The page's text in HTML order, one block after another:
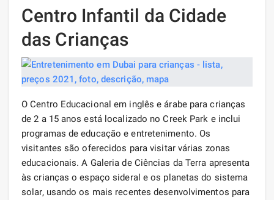
Centro Infantil da Cidade
das Crianças
O Centro Educacional em inglês e árabe para crianças
de 2 a 15 anos está localizado no Creek Park e inclui
programas de educação e entretenimento. Os
visitantes são oferecidos para visitar várias zonas
educacionais. A Galeria de Ciências da Terra apresenta
às crianças o espaço sideral e os planetas do sistema
solar, usando os mais recentes desenvolvimentos para